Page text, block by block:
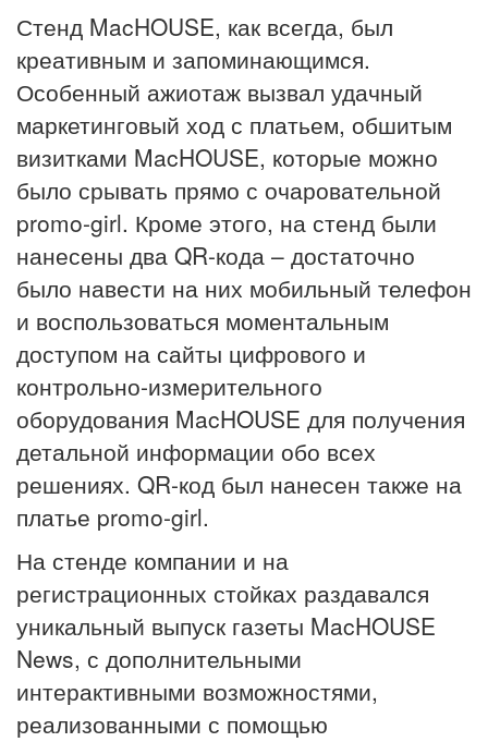
Стенд MacHOUSE, как всегда, был
креативным и запоминающимся.
Особенный ажиотаж вызвал удачный
маркетинговый ход с платьем, обшитым
визитками MacHOUSE, которые можно
было срывать прямо с очаровательной
promo-girl. Кроме этого, на стенд были
нанесены два QR-кода – достаточно
было навести на них мобильный телефон
и воспользоваться моментальным
доступом на сайты цифрового и
контрольно-измерительного
оборудования MacHOUSE для получения
детальной информации обо всех
решениях. QR-код был нанесен также на
платье promo-girl.
На стенде компании и на
регистрационных стойках раздавался
уникальный выпуск газеты MacHOUSE
News, с дополнительными
интерактивными возможностями,
реализованными с помощью